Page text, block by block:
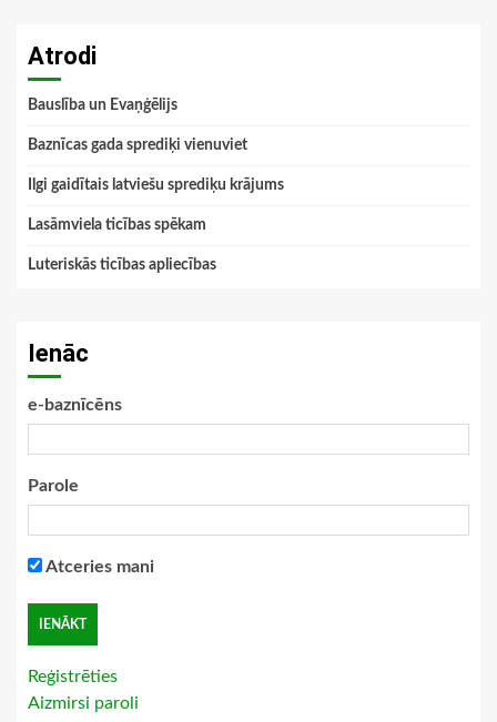
Atrodi
Bauslība un Evaņģēlijs
Baznīcas gada sprediķi vienuviet
Ilgi gaidītais latviešu sprediķu krājums
Lasāmviela ticības spēkam
Luteriskās ticības apliecības
Ienāc
e-baznīcēns
Parole
Atceries mani
Reģistrēties
Aizmirsi paroli